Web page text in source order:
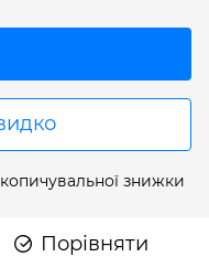
знижки
Порівняти